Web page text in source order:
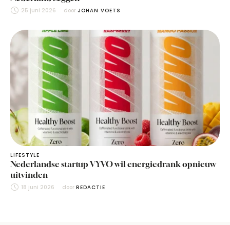
25 juni 2026 door JOHAN VOETS
LIFESTYLE
Nederlandse startup VYVO wil energiedrank opnieuw
uitvinden
18 juni 2026 door REDACTIE